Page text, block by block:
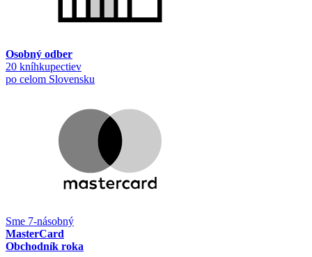
Osobný odber
20 kníhkupectiev
po celom Slovensku
Sme 7-násobný
MasterCard
Obchodník roka